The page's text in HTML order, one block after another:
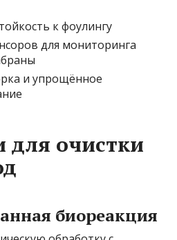
к фоулингу
для мониторинга
и упрощённое
для очистки
биореакция